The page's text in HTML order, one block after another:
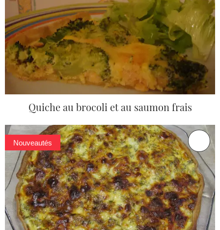
Quiche au brocoli et au saumon frais
Nouveautés